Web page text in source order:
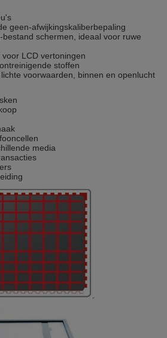
geen-afwijkingskaliberbepaling
schermen, ideaal voor ruwe
LCD vertoningen
stoffen
voorwaarden, binnen en openlucht
media